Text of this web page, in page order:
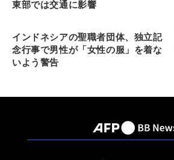
東部では交通に影響
インドネシアの聖職者団体、独立記
念行事で男性が「女性の服」を着な
いよう警告